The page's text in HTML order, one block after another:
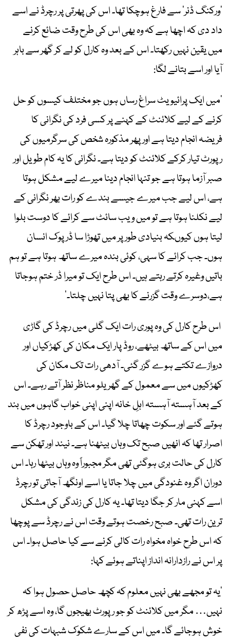
’ورکنگ ڈنر‘ سے فارغ ہوچکا تھا۔ اس کی پھرتی پر رچرڈ نے اسے
داد دی کہ اچھا ہے کہ وہ بھی اس کی طرح وقت ضائع کرنے
میں یقین نہیں رکھتا۔ اس کے بعد وہ کارل کو لے کر گھر سے باہر
آیا اور اسے بتانے لگا:
’میں ایک پرائیویٹ سراغ رساں ہوں جو مختلف کیسوں کو حل
کرنے کے لیے کلائنٹ کے کہنے پر کسی فرد کی نگرانی کا
فریضہ انجام دیتا ہے اور پھر مذکورہ شخص کی سرگرمیوں کی
رپورٹ تیار کرکے کلائنٹ کو دیتا ہے۔ نگرانی کا یہ کام طویل اور
صبر آزما ہوتا ہے جو تنہا انجام دینا میرے لیے مشکل ہوتا
ہے، اس لیے جب میرے جیسے بندے کو رات بھر نگرانی کے
لیے نکلنا ہوتا ہے تو میں ویب سائٹ سے کرائے کا دوست بلوا
لیتا ہوں کیوںکہ بنیادی طور پر میں تھوڑا سا ڈرپوک انسان
ہوں۔ جب کرائے کا سہی، کوئی بندہ میرے ساتھ ہوتا ہے تو ہم
باتیں وغیرہ کرتے رہتے ہیں۔ اس طرح ایک تو میرا ڈر ختم ہوجاتا
ہے،دوسرے وقت گزرنے کا بھی پتا نہیں چلتا۔‘
اس طرح کارل کی وہ پوری رات ایک گلی میں رچرڈ کی گاڑی
میں اس کے ساتھ بیٹھے، روڈ پار ایک مکان کی کھڑکیاں اور
دروازے تکتے ہوے گزر گئی۔ آدھی رات تک مکان کی
کھڑکیوں میں سے معمول کے گھریلو مناظر نظر آتے رہے۔ اس
کے بعد آہستہ آہستہ اہلِ خانہ اپنی اپنی خواب گاہوں میں بند
ہوتے گئے اور سکوت چھاتا چلا گیا۔ اس کے باوجود رچرڈ کا
اصرار تھا کہ انھیں صبح تک وہاں بیٹھنا ہے۔ نیند اور تھکن سے
کارل کی حالت بری ہوگئی تھی مگر مجبوراً وہ وہاں بیٹھا رہا۔ اس
دوران اگر وہ غنودگی میں چلا جاتا یا اسے اونگھ آجاتی تو رچرڈ
اسے کہنی مار کر جگا دیتا تھا۔ یہ کارل کی زندگی کی مشکل
ترین رات تھی۔ صبح رخصت ہوتے وقت اس نے رچرڈ سے پوچھا
کہ اس طرح خواہ مخواہ رات کالی کرنے سے کیا حاصل ہوا۔ اس
پر اس نے رازدارانہ انداز اپناتے ہوئے کہا:
’یہ تو مجھے بھی نہیں معلوم کہ کچھ حاصل حصول ہوا کہ
نہیں… مگر میں کلائنٹ کو جو رپورٹ بھیجوں گا، وہ اسے پڑھ کر
خوش ہوجائے گا۔ میں اس کے سارے شکوک شبہات کی نفی